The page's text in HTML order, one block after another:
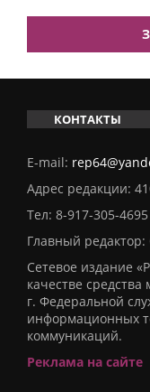
КОНТАКТЫ
E-mail:
Адрес редакции:
Тел: 8-917-305-4695
Главный
Сетевое издание
качестве
г. Федеральной
информационных
коммуникаций.
Реклама на сайте